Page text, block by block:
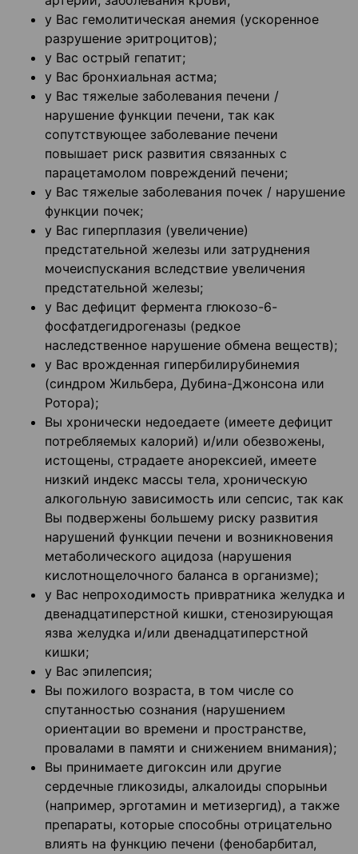
у Вас гемолитическая анемия (ускоренное
разрушение эритроцитов);
у Вас острый гепатит;
у Вас бронхиальная астма;
у Вас тяжелые заболевания печени /
нарушение функции печени, так как
сопутствующее заболевание печени
повышает риск развития связанных с
парацетамолом повреждений печени;
у Вас тяжелые заболевания почек / нарушение
функции почек;
у Вас гиперплазия (увеличение)
предстательной железы или затруднения
мочеиспускания вследствие увеличения
предстательной железы;
у Вас дефицит фермента глюкозо-6-
фосфатдегидрогеназы (редкое
наследственное нарушение обмена веществ);
у Вас врожденная гипербилирубинемия
(синдром Жильбера, Дубина-Джонсона или
Ротора);
Вы хронически недоедаете (имеете дефицит
потребляемых калорий) и/или обезвожены,
истощены, страдаете анорексией, имеете
низкий индекс массы тела, хроническую
алкогольную зависимость или сепсис, так как
Вы подвержены большему риску развития
нарушений функции печени и возникновения
метаболического ацидоза (нарушения
кислотно­щелочного баланса в организме);
у Вас непроходимость привратника желудка и
двенадцатиперстной кишки, стенозирующая
язва желудка и/или двенадцатиперстной
кишки;
у Вас эпилепсия;
Вы пожилого возраста, в том числе со
спутанностью сознания (нарушением
ориентации во времени и пространстве,
провалами в памяти и снижением внимания);
Вы принимаете дигоксин или другие
сердечные гликозиды, алкалоиды спорыньи
(например, эрготамин и метизергид), а также
препараты, которые способны отрицательно
влиять на функцию печени (фенобарбитал,